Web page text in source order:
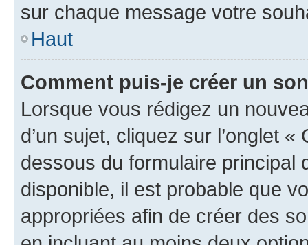
sur chaque message votre
Haut
Comment puis-je créer un
Lorsque vous rédigez un
d’un sujet, cliquez sur l’onglet
dessous du formulaire principal
disponible, il est probable que
appropriées afin de créer des